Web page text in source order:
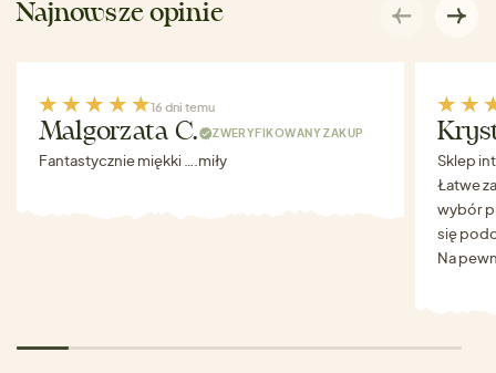
Najnowsze opinie
16 dni temu
Malgorzata C. ZWERYFIKOWANY ZAKUP
Fantastycznie miękki ….miły
Sklep
Łatwe
wybór
się
Na